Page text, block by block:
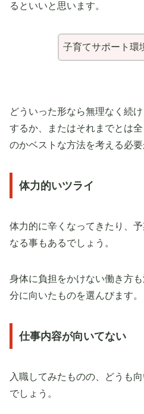
るといいと思います。
子育てサポート環
どういった形なら無理なく続
するか、またはそれまでとは
のかベストな方法を考える必要
体力的いツライ
体力的に辛くなってきたり、
なる事もあるでしょう。
身体に負担をかけない働き方
分に向いたものを選んびます。
仕事内容が向いてない
入職してみたものの、どうも
でしょう。